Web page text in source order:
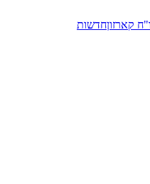
קארזוןחדשות